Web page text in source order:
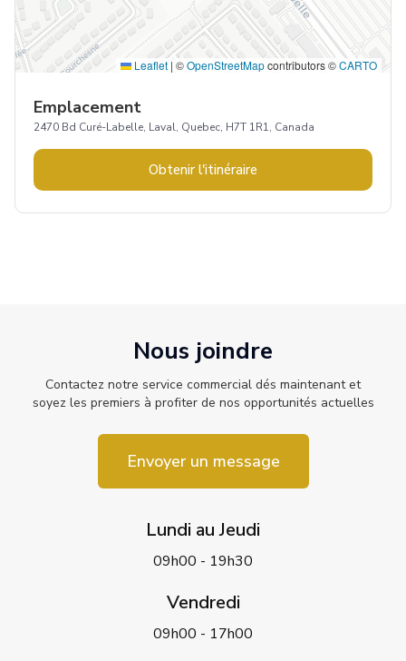
Leaflet | ©OpenStreetMapcontributors ©CARTO
Emplacement
2470 Bd Curé-Labelle, Laval, Quebec, H7T 1R1, Canada
Obtenir l'itinéraire
Nous joindre
Contactez notre service commercial dés maintenant et
soyez les premiers à profiter de nos opportunités actuelles
Envoyer un message
Lundi au Jeudi
09h00 - 19h30
Vendredi
09h00 - 17h00